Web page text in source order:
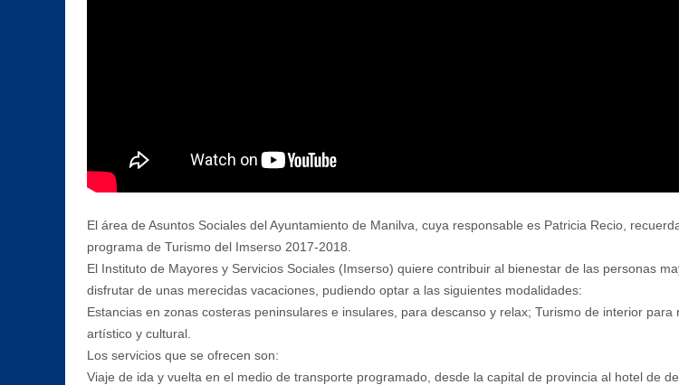
El área de Asuntos Sociales del Ayuntamiento de Manilva, cuya responsable es Patricia Recio,
programa de Turismo del Imserso 2017-2018.
El Instituto de Mayores y Servicios Sociales (Imserso) quiere contribuir al bienestar de las personas
disfrutar de unas merecidas vacaciones, pudiendo optar a las siguientes modalidades:
Estancias en zonas costeras peninsulares e insulares, para descanso y relax; Turismo de interior
artístico y cultural.
Los servicios que se ofrecen son:
Viaje de ida y vuelta en el medio de transporte programado, desde la capital de provincia al hotel de